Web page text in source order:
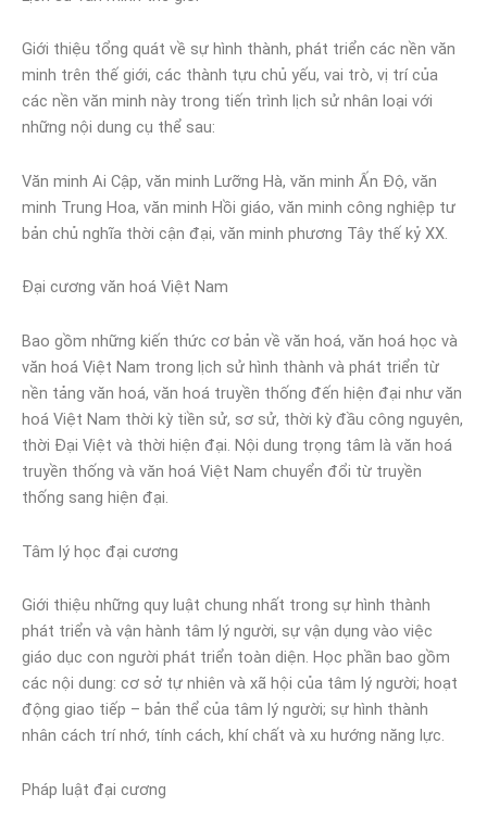
Giới thiệu tổng quát về sự hình thành, phát triển các nền văn
minh trên thế giới, các thành tựu chủ yếu, vai trò, vị trí của
các nền văn minh này trong tiến trình lịch sử nhân loại với
những nội dung cụ thể sau:
Văn minh Ai Cập, văn minh Lưỡng Hà, văn minh Ấn Độ, văn
minh Trung Hoa, văn minh Hồi giáo, văn minh công nghiệp tư
bản chủ nghĩa thời cận đại, văn minh phương Tây thế kỷ XX.
Đại cương văn hoá Việt Nam
Bao gồm những kiến thức cơ bản về văn hoá, văn hoá học và
văn hoá Việt Nam trong lịch sử hình thành và phát triển từ
nền tảng văn hoá, văn hoá truyền thống đến hiện đại như văn
hoá Việt Nam thời kỳ tiền sử, sơ sử, thời kỳ đầu công nguyên,
thời Đại Việt và thời hiện đại. Nội dung trọng tâm là văn hoá
truyền thống và văn hoá Việt Nam chuyển đổi từ truyền
thống sang hiện đại.
Tâm lý học đại cương
Giới thiệu những quy luật chung nhất trong sự hình thành
phát triển và vận hành tâm lý người, sự vận dụng vào việc
giáo dục con người phát triển toàn diện. Học phần bao gồm
các nội dung: cơ sở tự nhiên và xã hội của tâm lý người; hoạt
động giao tiếp – bản thể của tâm lý người; sự hình thành
nhân cách trí nhớ, tính cách, khí chất và xu hướng năng lực.
Pháp luật đại cương